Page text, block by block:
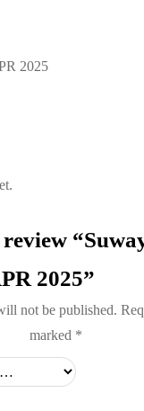
2025
2025”
not be published.
marked *